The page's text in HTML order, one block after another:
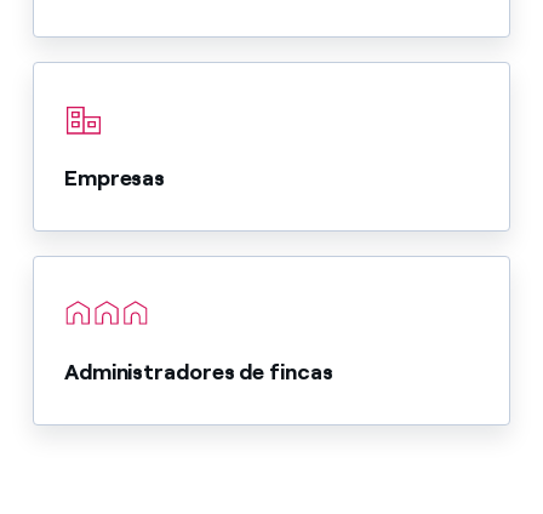
Empresas
Administradores de fincas